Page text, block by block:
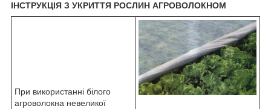
ІНСТРУКЦІЯ З УКРИТТЯ РОСЛИН АГРОВОЛОКНОМ
При використанні білого
агроволокна невеликої